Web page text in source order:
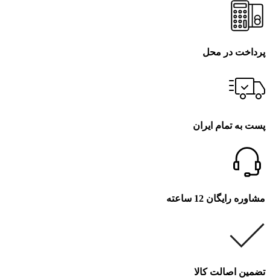
پرداخت در محل
پست به تمام ایران
مشاوره رایگان 12 ساعته
تضمین اصالت کالا